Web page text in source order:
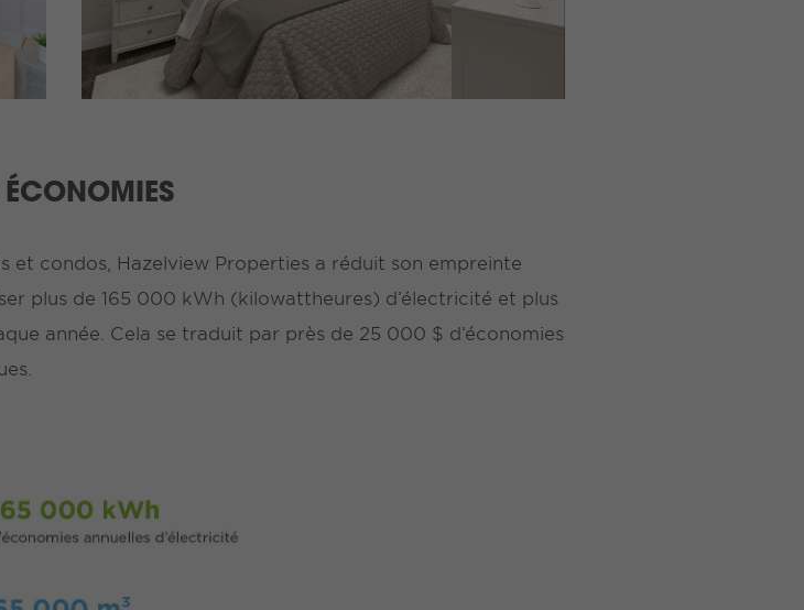
ÉCONOMIES
et condos, Hazelview Properties a réduit son empreinte
plus de 165 000 kWh (kilowattheures) d’électricité et plus
année. Cela se traduit par près de 25 000 $ d’économies